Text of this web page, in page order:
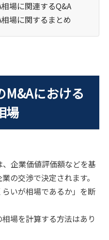
場に関連するQ&A
場に関するまとめ
M&Aにおける
場
、企業価値評価額などを基
の交渉で決定されます。
いが相場であるか」を断
場を計算する方法はあり